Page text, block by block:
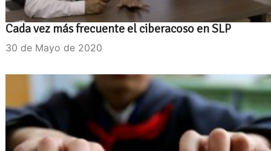
Cada vez más frecuente el ciberacoso en SLP
30 de Mayo de 2020